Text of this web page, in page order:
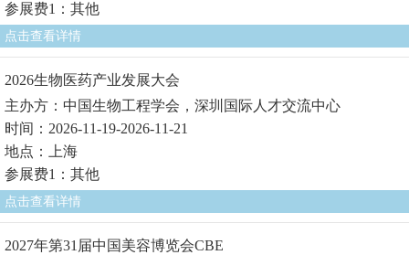
参展费1：其他
点击查看详情
2026生物医药产业发展大会
主办方：中国生物工程学会，深圳国际人才交流中心
时间：2026-11-19-2026-11-21
地点：上海
参展费1：其他
点击查看详情
2027年第31届中国美容博览会CBE